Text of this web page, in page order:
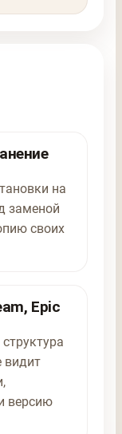
на
заменой
своих
Epic
видит
версию